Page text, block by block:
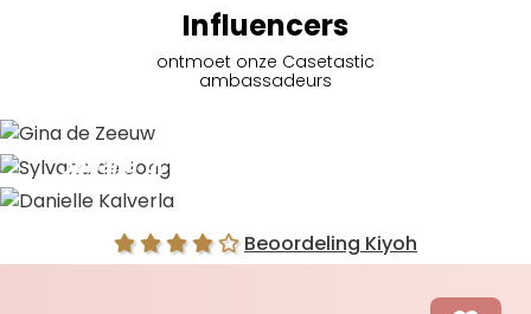
Influencers
ontmoet onze Casetastic
ambassadeurs
Sylvana de Jong
Beoordeling Kiyoh